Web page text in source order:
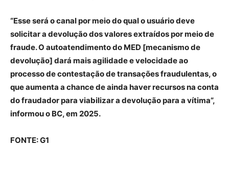
“Esse será o canal por meio do qual o usuário deve
solicitar a devolução dos valores extraídos por meio de
fraude. O autoatendimento do MED [mecanismo de
devolução] dará mais agilidade e velocidade ao
processo de contestação de transações fraudulentas, o
que aumenta a chance de ainda haver recursos na conta
do fraudador para viabilizar a devolução para a vítima”,
informou o BC, em 2025.
FONTE: G1